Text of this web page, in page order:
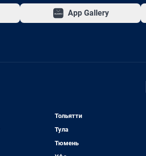
App Gallery
Тольятти
Тула
Тюмень